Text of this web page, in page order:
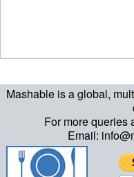
Mashable is a global,
For more queries
Email: